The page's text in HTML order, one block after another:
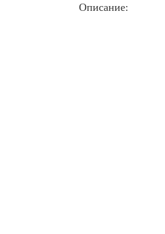
Описание: